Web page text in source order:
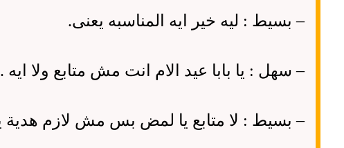
– بسيط : ليه خير ايه المناسبه يعنى.
– سهل : يا بابا عيد الام انت مش متابع ولا ايه .
– بسيط : لا متابع يا لمض بس مش لازم هدية